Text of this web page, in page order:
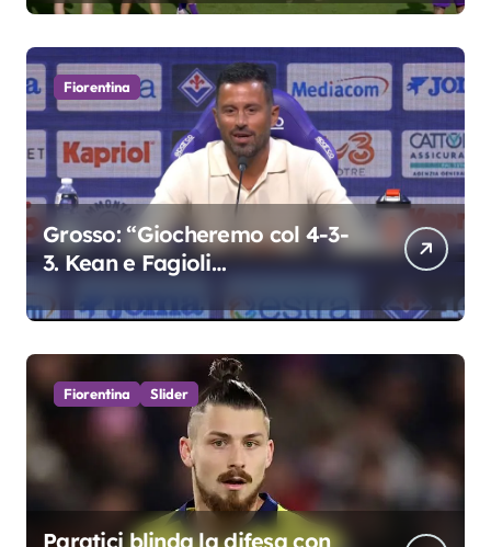
Fiorentina
Grosso: “Giocheremo col 4-3-
3. Kean e Fagioli
colpo”
Fiorentina Slider
Paratici blinda la difesa con